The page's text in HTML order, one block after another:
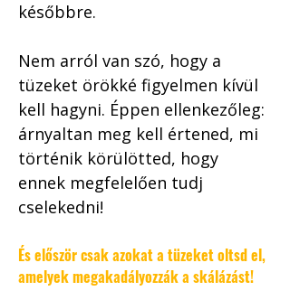
későbbre.
Nem arról van szó, hogy a
tüzeket örökké figyelmen kívül
kell hagyni. Éppen ellenkezőleg:
árnyaltan meg kell értened, mi
történik körülötted, hogy
ennek megfelelően tudj
cselekedni!
És először csak azokat a tüzeket oltsd el,
amelyek megakadályozzák a skálázást!